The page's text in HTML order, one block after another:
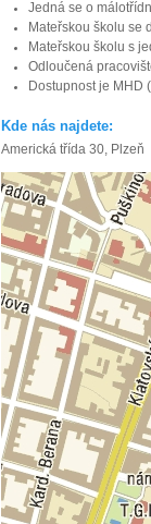
Jedná se o
Mateřskou školu se
Mateřskou školu s
Odloučená
Dostupnost je MHD
Kde nás najdete:
Americká třída 30, Plzeň